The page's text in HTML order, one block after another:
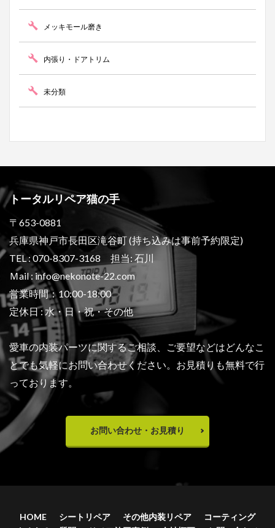
メッキモール磨き
内張り・ドアトリム
未分類
トータルリペア猫の手
〒653-0881
兵庫県神戸市長田区滝谷町 (持ち込みは事前予約限定)
TEL : 070-8307-3168 担当: 石川
Ｍail : info@nekonote-22.com
営業時間：10:00-18:00
定休日 : 水・日・祝・その他
愛車の内装パーツに関するご相談、ご要望などはどんなこ
とでも気軽にお問い合わせください。 お見積りも無料で行
っております。
お問い合わせ・お見積り
HOME シートリペア その他内装リペア
コーティング